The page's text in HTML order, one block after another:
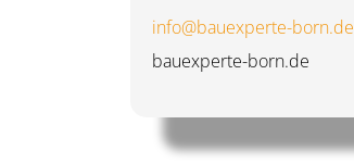
info@bauexperte-born.de
bauexperte-born.de